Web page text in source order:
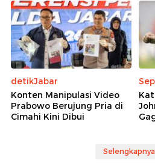
detikJabar
Konten Manipulasi Video
Prabowo Berujung Pria di
Cimahi Kini Dibui
Selengkapnya